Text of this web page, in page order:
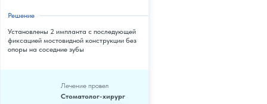
Установлены 2 импланта с последующей
фиксацией мостовидной конструкции без
опоры на соседние зубы
Решение
Лечение провел
Стоматолог-хирург
1млн
до
лечения
Гарантия
на работу врача
5лет
от